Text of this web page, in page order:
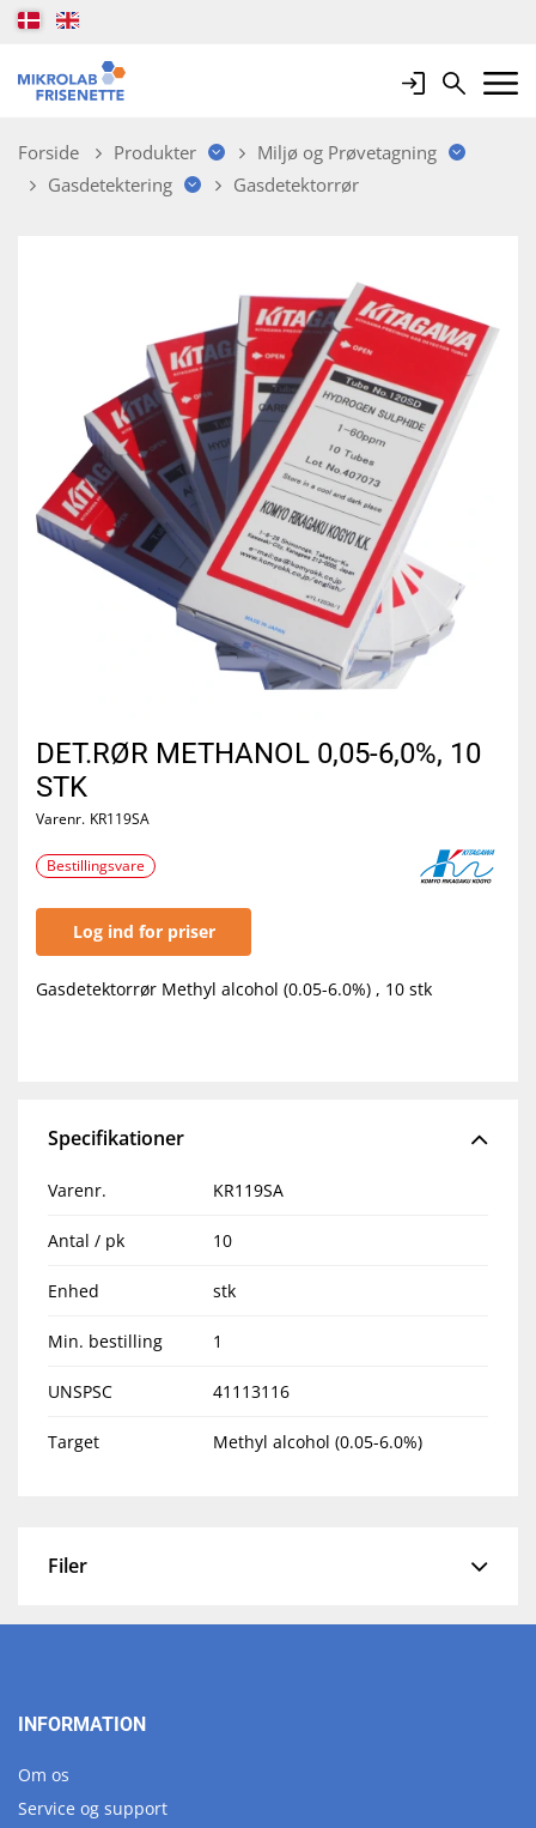
LoginSearchMobile
Forside Produkter
Miljø og Prøvetagning
Gasdetektering
Gasdetektorrør
DET.RØR METHANOL 0,05-6,0%, 10
STK
Varenr. KR119SA
Bestillingsvare
Log ind for priser
Gasdetektorrør Methyl alcohol (0.05-6.0%) , 10 stk
Specifikationer
Varenr. KR119SA
Antal / pk 10
Enhed stk
Min. bestilling 1
UNSPSC 41113116
Target Methyl alcohol (0.05-6.0%)
Filer
INFORMATION
Om os
Service og support